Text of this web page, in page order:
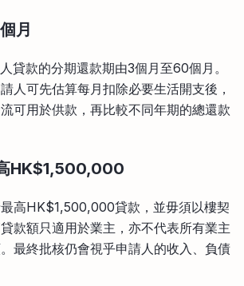
月
貸款的分期還款期由3個月至60個月。
人可先估算每月扣除必要生活開支後，
可用於供款，再比較不同年期的總還款
HK$1,500,000
高HK$1,500,000貸款，並毋須以樓契
款額只適用於業主，亦不代表所有業主
最終批核仍會視乎申請人的收入、負債